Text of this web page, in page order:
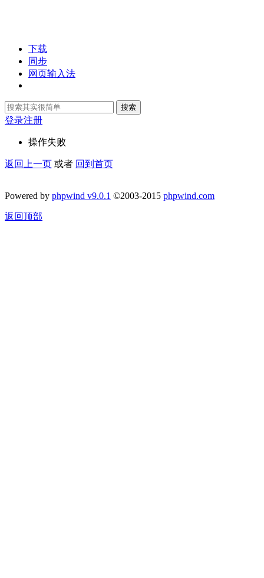
下载
同步
网页输入法
搜索
登录注册
操作失败
返回上一页 或者 回到首页
Powered by phpwind v9.0.1 ©2003-2015 phpwind.com
返回顶部